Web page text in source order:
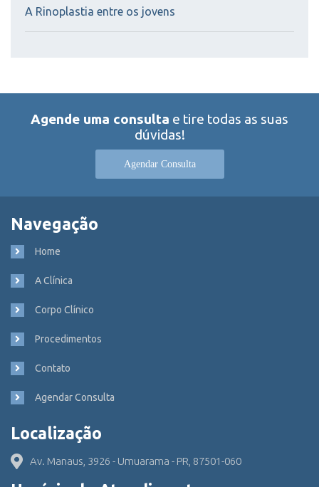
A Rinoplastia entre os jovens
Agende uma consulta e tire todas as suas
dúvidas!
Agendar Consulta
Navegação
Home
A Clínica
Corpo Clínico
Procedimentos
Contato
Agendar Consulta
Localização
Av. Manaus, 3926 - Umuarama - PR, 87501-060